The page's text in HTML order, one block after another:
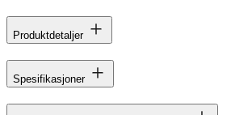
Produktdetaljer
Spesifikasjoner